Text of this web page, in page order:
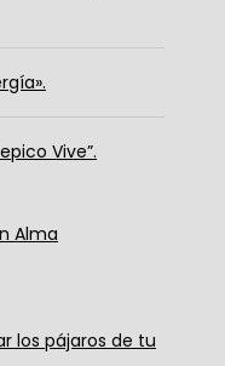
Vive”.
Alma
los pájaros de tu